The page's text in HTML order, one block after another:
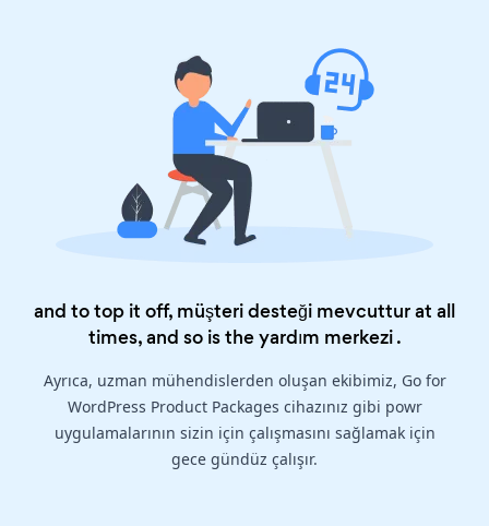
and to top it off, müşteri desteği mevcuttur at all
times, and so is theyardım merkezi.
Ayrıca, uzman mühendislerden oluşan ekibimiz, Go for
WordPress Product Packages cihazınız gibi powr
uygulamalarının sizin için çalışmasını sağlamak için
gece gündüz çalışır.